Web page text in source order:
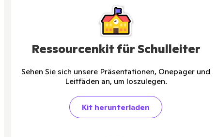
Ressourcenkit für Schulleiter
Sehen Sie sich unsere Präsentationen, Onepager und
Leitfäden an, um loszulegen.
Kit herunterladen